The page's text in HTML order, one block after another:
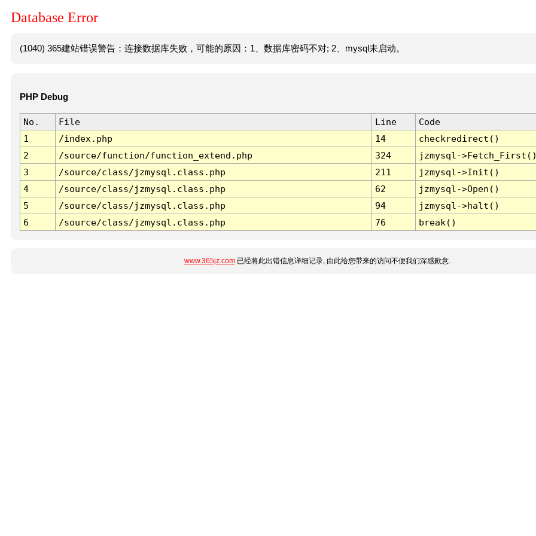
Database Error
(1040) 365建站错误警告：连接数据库失败，可能的原因：1、数据库密码不对; 2、mysql未启动。
PHP Debug
No. File Line
Code
1
/index.php 14
checkredirect()
2
/source/function/function_extend.php 324
jzmysql-
3
/source/class/jzmysql.class.php 211
jzmysql->Init()
4
/source/class/jzmysql.class.php 62
jzmysql->Open()
5
/source/class/jzmysql.class.php 94
jzmysql->halt()
6
/source/class/jzmysql.class.php 76 break()
www.365jz.com已经将此出错信息详细记录, 由此给您带来的访问不便我们深感歉意.